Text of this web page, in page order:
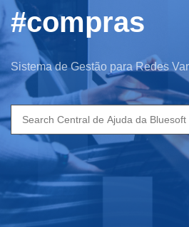
#compras
Sistema de Gestão para Redes
Search
for: